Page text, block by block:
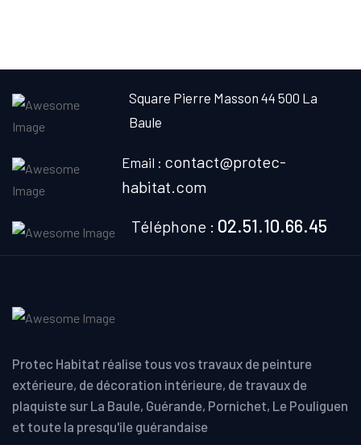
Square Pierre Masson 44 500 La
Baule
Email : contact@protec-
habitat.com
Téléphone : 02.51.10.66.45
Protec Habitat réalise tous vos travaux de peinture
extérieure, de décoration intérieure, de travaux de
plaquiste sur La Baule, Guérande, Pornichet, Le Pouliguen
et toute la presqu'ile guérandaise